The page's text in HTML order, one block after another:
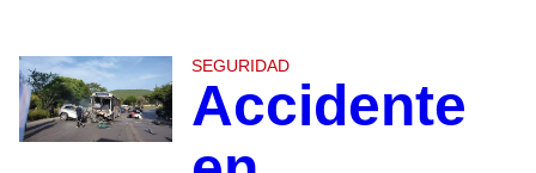
SEGURIDAD
Accidente